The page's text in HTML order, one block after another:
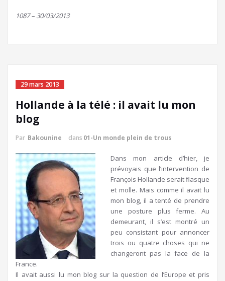
1087 – 30/03/2013
29 mars 2013
Hollande à la télé : il avait lu mon
blog
Par Bakounine dans 01-Un monde plein de trous
Dans mon article d’hier, je
prévoyais que l’intervention de
François Hollande serait flasque
et molle. Mais comme il avait lu
mon blog, il a tenté de prendre
une posture plus ferme. Au
demeurant, il s’est montré un
peu consistant pour annoncer
trois ou quatre choses qui ne
changeront pas la face de la
France.
Il avait aussi lu mon blog sur la question de l’Europe et pris